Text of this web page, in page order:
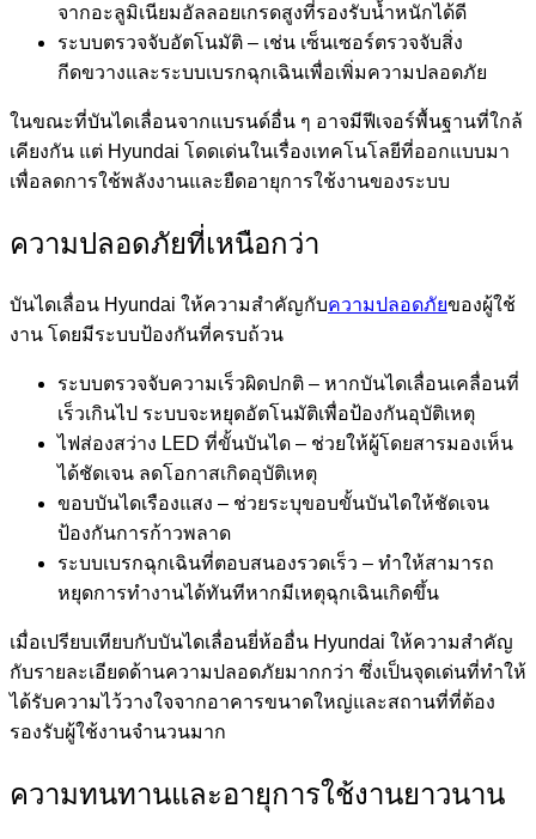
จากอะลูมิเนียมอัลลอยเกรดสูงที่รองรับน้ำหนักได้ดี
ระบบตรวจจับอัตโนมัติ – เช่น เซ็นเซอร์ตรวจจับสิ่ง
กีดขวางและระบบเบรกฉุกเฉินเพื่อเพิ่มความปลอดภัย
ในขณะที่บันไดเลื่อนจากแบรนด์อื่น ๆ อาจมีฟีเจอร์พื้นฐานที่ใกล้
เคียงกัน แต่ Hyundai โดดเด่นในเรื่องเทคโนโลยีที่ออกแบบมา
เพื่อลดการใช้พลังงานและยืดอายุการใช้งานของระบบ
ความปลอดภัยที่เหนือกว่า
บันไดเลื่อน Hyundai ให้ความสำคัญกับความปลอดภัยของผู้ใช้
งาน โดยมีระบบป้องกันที่ครบถ้วน
ระบบตรวจจับความเร็วผิดปกติ – หากบันไดเลื่อนเคลื่อนที่
เร็วเกินไป ระบบจะหยุดอัตโนมัติเพื่อป้องกันอุบัติเหตุ
ไฟส่องสว่าง LED ที่ขั้นบันได – ช่วยให้ผู้โดยสารมองเห็น
ได้ชัดเจน ลดโอกาสเกิดอุบัติเหตุ
ขอบบันไดเรืองแสง – ช่วยระบุขอบขั้นบันไดให้ชัดเจน
ป้องกันการก้าวพลาด
ระบบเบรกฉุกเฉินที่ตอบสนองรวดเร็ว – ทำให้สามารถ
หยุดการทำงานได้ทันทีหากมีเหตุฉุกเฉินเกิดขึ้น
เมื่อเปรียบเทียบกับบันไดเลื่อนยี่ห้ออื่น Hyundai ให้ความสำคัญ
กับรายละเอียดด้านความปลอดภัยมากกว่า ซึ่งเป็นจุดเด่นที่ทำให้
ได้รับความไว้วางใจจากอาคารขนาดใหญ่และสถานที่ที่ต้อง
รองรับผู้ใช้งานจำนวนมาก
ความทนทานและอายุการใช้งานยาวนาน